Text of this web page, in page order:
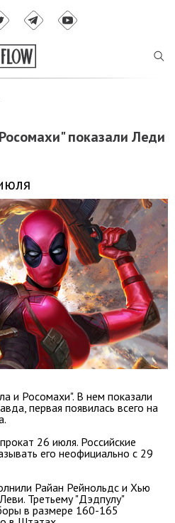
показали Леди
и Росомахи". В нем показали
первая появилась всего на
26 июля. Российские
его неофициально с 29
Райан Рейнольдс и Хью
Третьему "Дэдпулу"
в размере 160-165